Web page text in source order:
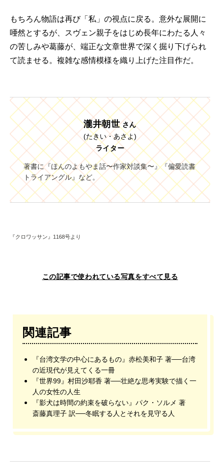
もちろん物語は再び「私」の視点に戻る。意外な展開に
唖然とするが、スヴェン親子をはじめ長年にわたる人々
の苦しみや葛藤が、端正な文章世界で深く掘り下げられ
て読ませる。複雑な感情模様を織り上げた注目作だ。
瀧井朝世 さん
(たきい・あさよ)
ライター
著書に『ほんのよもやま話〜作家対談集〜』『偏愛読書
トライアングル』など。
『クロワッサン』1168号より
この記事で使われている写真をすべて見る
関連記事
『台湾文学の中心にあるもの』赤松美和子 著──台湾
の近現代が見えてくる一冊
『世界99』村田沙耶香 著──壮絶な思考実験で描く一
人の女性の人生
『影犬は時間の約束を破らない』パク・ソルメ 著
斎藤真理子 訳──冬眠する人とそれを見守る人